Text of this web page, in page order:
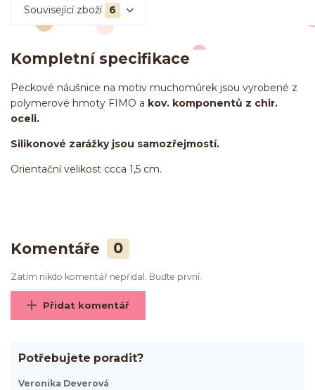
Související zboží 6
Kompletní specifikace
Peckové náušnice na motiv muchomůrek jsou vyrobené z
polymerové hmoty FIMO a kov. komponentů z chir.
oceli.
Silikonové zarážky jsou samozřejmostí.
Orientační velikost ccca 1,5 cm.
Komentáře 0
Zatím nikdo komentář nepřidal. Buďte první.
Přidat komentář
Potřebujete poradit?
Veronika Deverová